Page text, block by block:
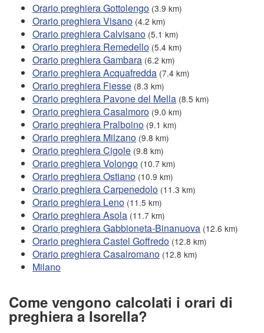
Orario preghiera Gottolengo (3.9 km)
Orario preghiera Visano (4.2 km)
Orario preghiera Calvisano (5.1 km)
Orario preghiera Remedello (5.4 km)
Orario preghiera Gambara (6.2 km)
Orario preghiera Acquafredda (7.4 km)
Orario preghiera Fiesse (8.3 km)
Orario preghiera Pavone del Mella (8.5 km)
Orario preghiera Casalmoro (9.0 km)
Orario preghiera Pralboino (9.1 km)
Orario preghiera Milzano (9.8 km)
Orario preghiera Cigole (9.8 km)
Orario preghiera Volongo (10.7 km)
Orario preghiera Ostiano (10.9 km)
Orario preghiera Carpenedolo (11.3 km)
Orario preghiera Leno (11.5 km)
Orario preghiera Asola (11.7 km)
Orario preghiera Gabbioneta-Binanuova (12.6 km)
Orario preghiera Castel Goffredo (12.8 km)
Orario preghiera Casalromano (12.8 km)
Milano
Come vengono calcolati i orari di
preghiera a Isorella?